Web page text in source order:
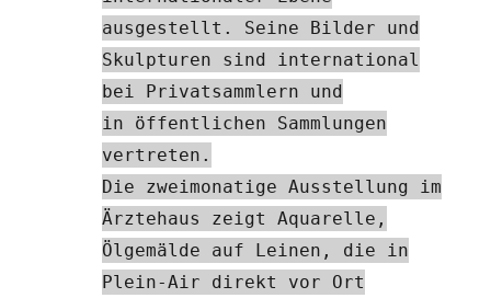
ausgestellt. Seine Bilder und
Skulpturen sind international
bei Privatsammlern und
in öffentlichen Sammlungen
vertreten.
Die zweimonatige Ausstellung im
Ärztehaus zeigt Aquarelle,
Ölgemälde auf Leinen, die in
Plein-Air direkt vor Ort